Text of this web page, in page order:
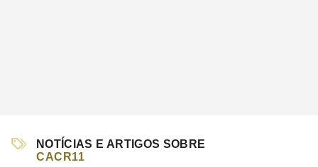
NOTÍCIAS E ARTIGOS SOBRE
CACR11